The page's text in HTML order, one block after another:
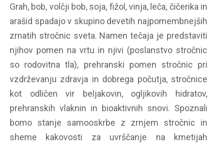
Grah, bob, volčji bob, soja, fižol, vinja, leča, čičerika in
arašid spadajo v skupino devetih najpomembnejših
zrnatih stročnic sveta. Namen tečaja je predstaviti
njihov pomen na vrtu in njivi (poslanstvo stročnic
so rodovitna tla), prehranski pomen stročnic pri
vzdrževanju zdravja in dobrega počutja, stročnice
kot odličen vir beljakovin, ogljikovih hidratov,
prehranskih vlaknin in bioaktivnih snovi. Spoznali
bomo stanje samooskrbe z zrnjem stročnic in
sheme kakovosti za uvrščanje na kmetijah